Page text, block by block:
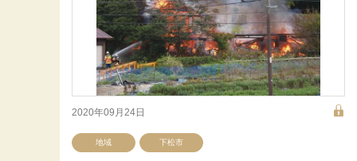
2020年09月24日
地域 下松市